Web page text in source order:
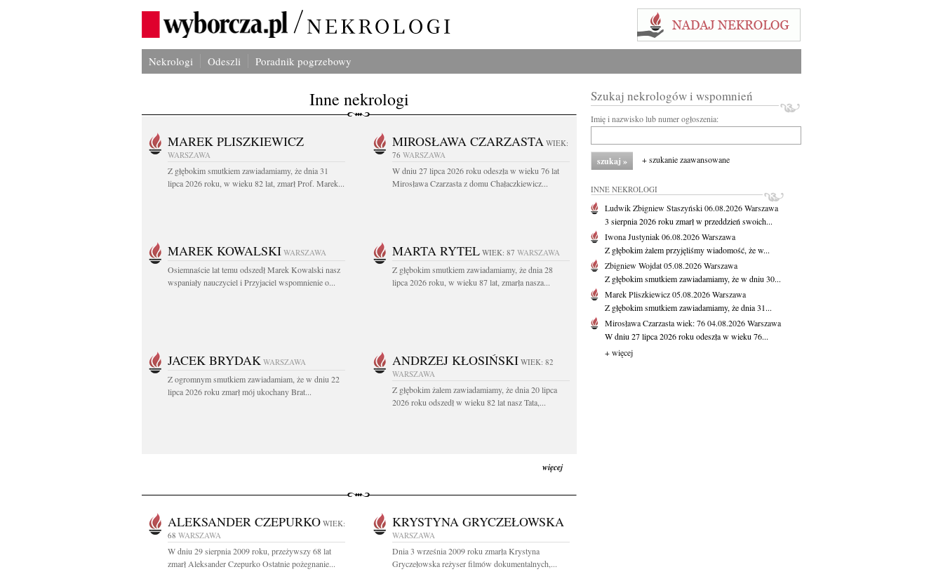
Nekrologi Odeszli Poradnik pogrzebowy
Inne nekrologi
MAREK PLISZKIEWICZ
WARSZAWA
Z głębokim smutkiem zawiadamiamy, że dnia 31
lipca 2026 roku, w wieku 82 lat, zmarł Prof. Marek...
MIROSŁAWA CZARZASTA WIEK:
76 WARSZAWA
W dniu 27 lipca 2026 roku odeszła w wieku 76 lat
Mirosława Czarzasta z domu Chałaczkiewicz...
MAREK KOWALSKI WARSZAWA
Osiemnaście lat temu odszedł Marek Kowalski nasz
wspaniały nauczyciel i Przyjaciel wspomnienie o...
MARTA RYTEL WIEK: 87 WARSZAWA
Z głębokim smutkiem zawiadamiamy, że dnia 28
lipca 2026 roku, w wieku 87 lat, zmarła nasza...
JACEK BRYDAK WARSZAWA
Z ogromnym smutkiem zawiadamiam, że w dniu 22
lipca 2026 roku zmarł mój ukochany Brat...
ANDRZEJ KŁOSIŃSKI WIEK: 82
WARSZAWA
Z głębokim żalem zawiadamiamy, że dnia 20 lipca
2026 roku odszedł w wieku 82 lat nasz Tata,...
więcej
ALEKSANDER CZEPURKO WIEK:
68 WARSZAWA
W dniu 29 sierpnia 2009 roku, przeżywszy 68 lat
zmarł Aleksander Czepurko Ostatnie pożegnanie...
KRYSTYNA GRYCZEŁOWSKA
WARSZAWA
Dnia 3 września 2009 roku zmarła Krystyna
Gryczełowska reżyser filmów dokumentalnych,...
Szukaj nekrologów i wspomnień
Imię i nazwisko lub numer ogłoszenia:
+ szukanie zaawansowane
INNE NEKROLOGI
Ludwik Zbigniew Staszyński06.08.2026Warszawa
3 sierpnia 2026 roku zmarł w przeddzień swoich...
Iwona Justyniak06.08.2026Warszawa
Z głębokim żalem przyjęliśmy wiadomość, że w...
Zbigniew Wojdat05.08.2026Warszawa
Z głębokim smutkiem zawiadamiamy, że w dniu 30...
Marek Pliszkiewicz05.08.2026Warszawa
Z głębokim smutkiem zawiadamiamy, że dnia 31...
Mirosława Czarzastawiek: 7604.08.2026Warszawa
W dniu 27 lipca 2026 roku odeszła w wieku 76...
+ więcej